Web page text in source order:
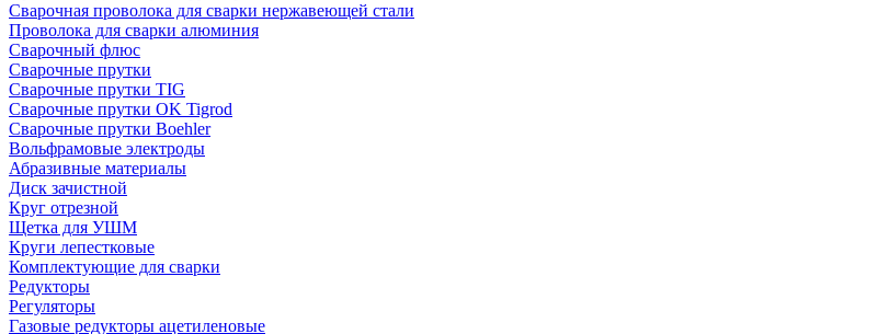
Сварочная проволока для сварки нержавеющей стали
Проволока для сварки алюминия
Сварочный флюс
Сварочные прутки
Сварочные прутки TIG
Сварочные прутки OK Tigrod
Сварочные прутки Boehler
Вольфрамовые электроды
Абразивные материалы
Диск зачистной
Круг отрезной
Щетка для УШМ
Круги лепестковые
Комплектующие для сварки
Редукторы
Регуляторы
Газовые редукторы ацетиленовые